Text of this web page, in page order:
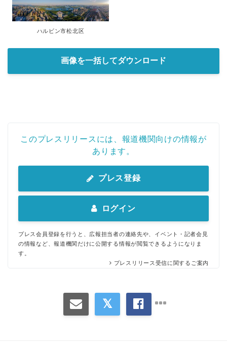
ハルビン市松北区
画像を一括してダウンロード
このプレスリリースには、報道機関向けの情報が
あります。
プレス登録
ログイン
プレス会員登録を行うと、広報担当者の連絡先や、イベント・記者会見
の情報など、報道機関だけに公開する情報が閲覧できるようになりま
す。
プレスリリース受信に関するご案内